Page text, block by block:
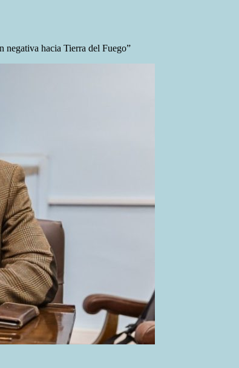
negativa hacia Tierra del Fuego”